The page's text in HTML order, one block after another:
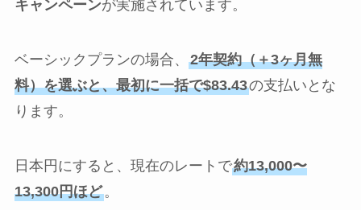
キャンペーンが実施されています。
ベーシックプランの場合、 2年契約（＋3ヶ月無
料）を選ぶと、最初に一括で$83.43の支払いとな
ります。
日本円にすると、現在のレートで約13,000〜
13,300円ほど。